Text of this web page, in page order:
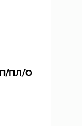
ПЛ/О